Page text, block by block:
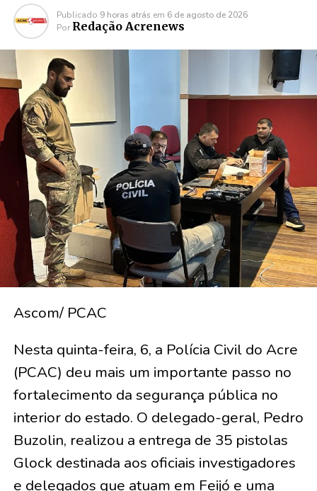
Publicado 9 horas atrás em 6 de agosto de 2026
Por Redação Acrenews
Ascom/ PCAC
Nesta quinta-feira, 6, a Polícia Civil do Acre
(PCAC) deu mais um importante passo no
fortalecimento da segurança pública no
interior do estado. O delegado-geral, Pedro
Buzolin, realizou a entrega de 35 pistolas
Glock destinada aos oficiais investigadores
e delegados que atuam em Feijó e uma